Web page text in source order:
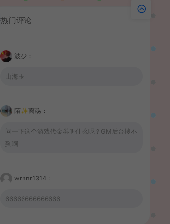
热门评论
波少：
山海玉
陌✨离殇：
问一下这个游戏代金券叫什么呢？GM后台搜不
到啊
wrnnr1314：
66666666666666